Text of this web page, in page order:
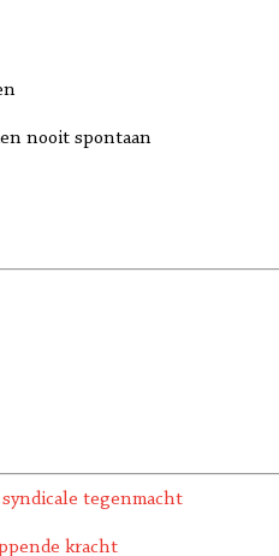
nooit spontaan
tegenmacht
kracht